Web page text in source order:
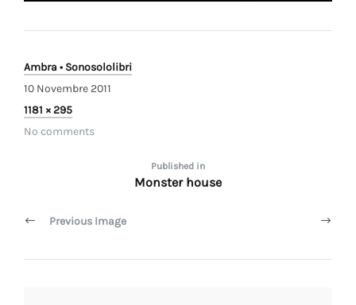
Ambra • Sonosololibri
10 Novembre 2011
Full
size
1181 × 295
No comments
Navigazione
articoli
Published in
Monster house
Previous Image